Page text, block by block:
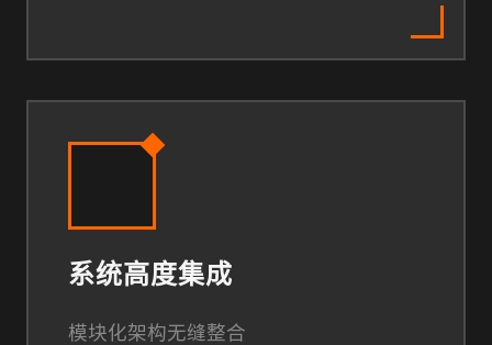
系统高度集成
模块化架构无缝整合